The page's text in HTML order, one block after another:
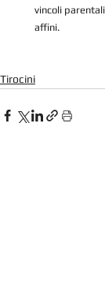
vincoli
affini.
Tirocini